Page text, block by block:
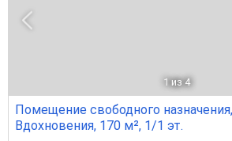
1 из 4
Помещение свободного
Вдохновения, 170 м², 1/1 эт.